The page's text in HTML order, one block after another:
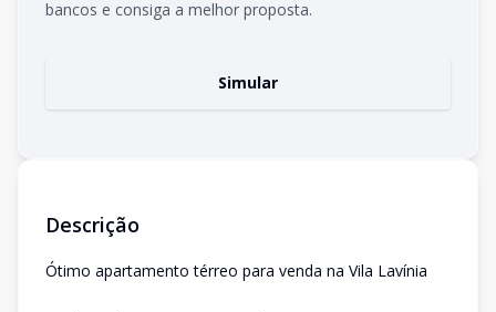
bancos e consiga a melhor proposta.
Simular
Descrição
Ótimo apartamento térreo para venda na Vila Lavínia